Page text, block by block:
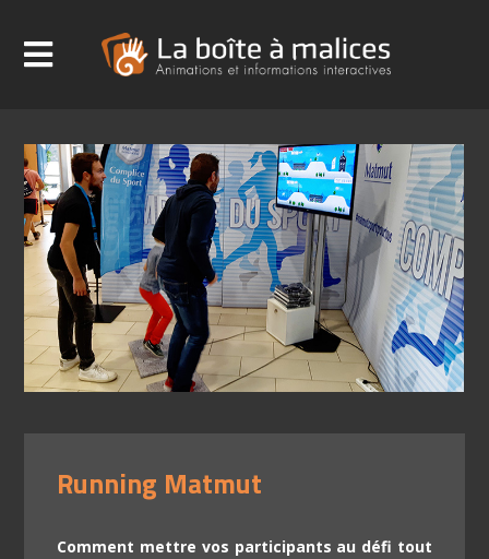
Running Matmut
Comment mettre vos participants au défi tout